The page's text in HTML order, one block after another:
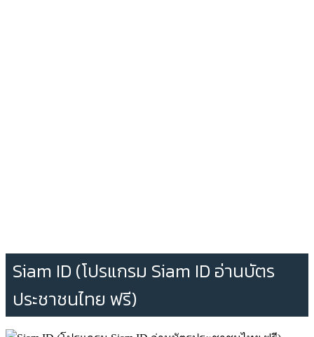
Siam ID (โปรแกรม Siam ID อ่านบัตร
ประชาชนไทย ฟรี)